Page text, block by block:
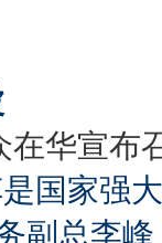
在华宣布
国家强
副总李峰